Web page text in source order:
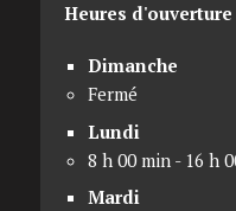
Heures d'ouverture
Dimanche
Fermé
Lundi
8 h 00 min - 16 h
Mardi